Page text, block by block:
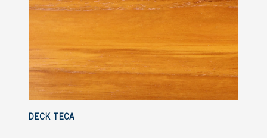
DECK TECA